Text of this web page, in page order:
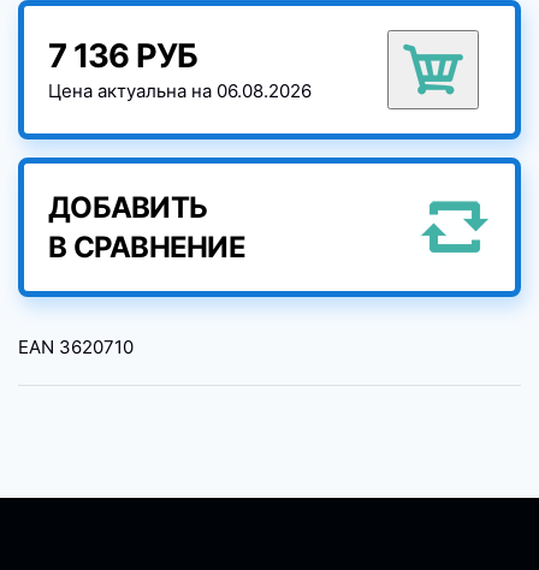
7 136 РУБ
Цена актуальна на 06.08.2026
ДОБАВИТЬ
В СРАВНЕНИЕ
EAN 3620710